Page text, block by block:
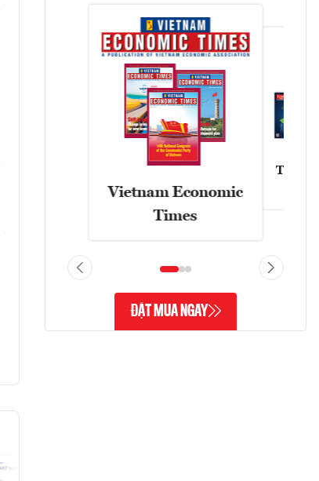
Vietnam Economic
Times
Tạp
ĐẶT MUA NGAY